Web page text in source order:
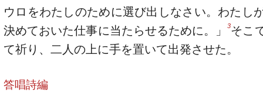
ウロをわたしのために選び出しなさい。わたし
決めておいた仕事に当たらせるために。」3そこ
て祈り、二人の上に手を置いて出発させた。
答唱詩編